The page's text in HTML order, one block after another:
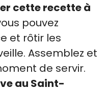
cette recette à
pouvez
et rôtir les
Assemblez et
de servir.
au Saint-